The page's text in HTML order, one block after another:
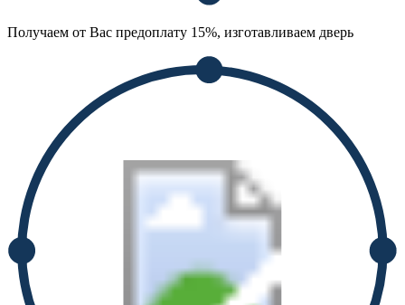
Получаем от Вас предоплату 15%, изготавливаем дверь